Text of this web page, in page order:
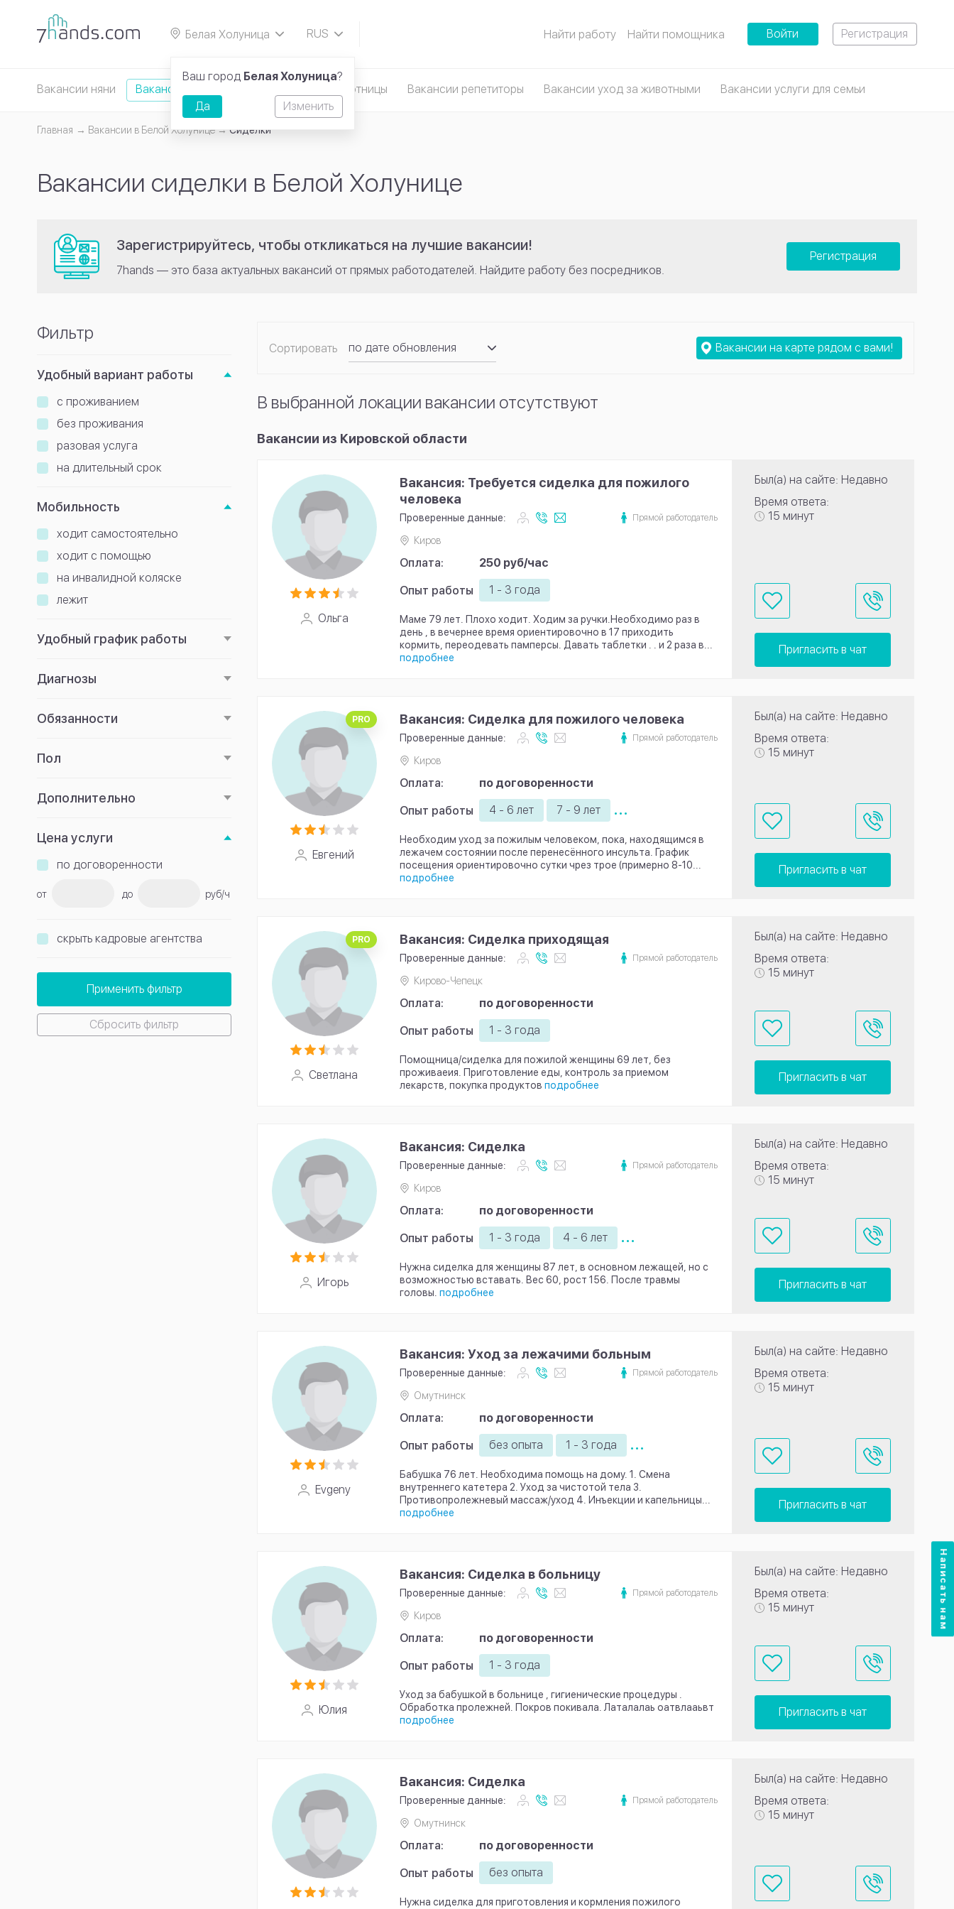
Белая Холуница
RUS
Найти работу Найти помощника Войти Регистрация
Вакансии няни Вакансии сиделки Вакансии домработницы Вакансии репетиторы Вакансии уход за животными Вакансии услуги для семьи
Главная Вакансии в Белой Холунице Сиделки
Вакансии сиделки в Белой Холунице
Зарегистрируйтесь, чтобы откликаться на лучшие вакансии!
7hands — это база актуальных вакансий от прямых работодателей. Найдите работу без посредников.
Регистрация
Фильтр
Удобный вариант работы
с проживанием
без проживания
разовая услуга
на длительный срок
Мобильность
ходит самостоятельно
ходит с помощью
на инвалидной коляске
лежит
Удобный график работы
Диагнозы
Обязанности
Пол
Дополнительно
Цена услуги
по договоренности
от до руб/ч
скрыть кадровые агентства
Применить фильтр
Сбросить фильтр
Сортировать
по дате обновления
по рейтингу
Вакансии на карте рядом с вами!
В выбранной локации вакансии отсутствуют
Вакансии из Кировской области
Ольга
Вакансия: Требуется сиделка для пожилого
человека
Проверенные данные: Прямой работодатель
Киров
Оплата: 250 руб/час
Опыт работы 1 - 3 года
Маме 79 лет. Плохо ходит. Ходим за ручки.Необходимо раз в
день , в вечернее время ориентировочно в 17 приходить
кормить, переодевать памперсы. Давать таблетки . . и 2 раза в...
подробнее
Был(а) на сайте: Недавно
Время ответа:
15 минут
Пригласить в чат
PRO
Евгений
Вакансия: Сиделка для пожилого человека
Проверенные данные: Прямой работодатель
Киров
Оплата: по договоренности
Опыт работы 4 - 6 лет 7 - 9 лет ...
Необходим уход за пожилым человеком, пока, находящимся в
лежачем состоянии после перенесённого инсульта. График
посещения ориентировочно сутки чрез трое (примерно 8-10...
подробнее
Был(а) на сайте: Недавно
Время ответа:
15 минут
Пригласить в чат
PRO
Светлана
Вакансия: Сиделка приходящая
Проверенные данные: Прямой работодатель
Кирово-Чепецк
Оплата: по договоренности
Опыт работы 1 - 3 года
Помощница/сиделка для пожилой женщины 69 лет, без
проживаеия. Приготовление еды, контроль за приемом
лекарств, покупка продуктов подробнее
Был(а) на сайте: Недавно
Время ответа:
15 минут
Пригласить в чат
Игорь
Вакансия: Сиделка
Проверенные данные: Прямой работодатель
Киров
Оплата: по договоренности
Опыт работы 1 - 3 года 4 - 6 лет ...
Нужна сиделка для женщины 87 лет, в основном лежащей, но с
возможностью вставать. Вес 60, рост 156. После травмы
головы. подробнее
Был(а) на сайте: Недавно
Время ответа:
15 минут
Пригласить в чат
Evgeny
Вакансия: Уход за лежачими больным
Проверенные данные: Прямой работодатель
Омутнинск
Оплата: по договоренности
Опыт работы без опыта 1 - 3 года ...
Бабушка 76 лет. Необходима помощь на дому. 1. Смена
внутреннего катетера 2. Уход за чистотой тела 3.
Противопролежневый массаж/уход 4. Инъекции и капельницы...
подробнее
Был(а) на сайте: Недавно
Время ответа:
15 минут
Пригласить в чат
Юлия
Вакансия: Сиделка в больницу
Проверенные данные: Прямой работодатель
Киров
Оплата: по договоренности
Опыт работы 1 - 3 года
Уход за бабушкой в больнице , гигиенические процедуры .
Обработка пролежней. Покров покивала. Латалалаь оатвлааьвт
подробнее
Был(а) на сайте: Недавно
Время ответа:
15 минут
Пригласить в чат
Вакансия: Сиделка
Проверенные данные: Прямой работодатель
Омутнинск
Оплата: по договоренности
Опыт работы без опыта
Нужна сиделка для приготовления и кормления пожилого
Был(а) на сайте: Недавно
Время ответа:
15 минут
Написать нам
Ваш город Белая Холуница?
Да Изменить